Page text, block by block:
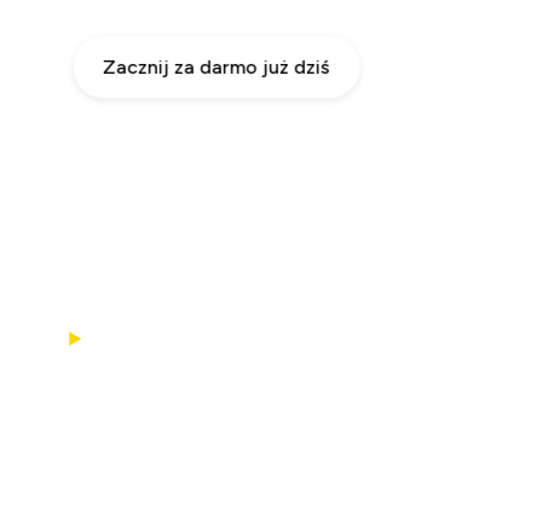
Zacznij za darmo już dziś
▶